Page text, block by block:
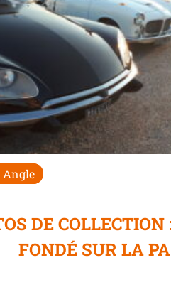
Angle
DE
FONDÉ SUR LA